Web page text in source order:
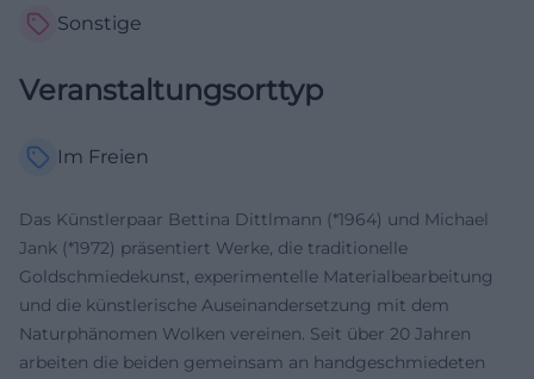
Sonstige
Veranstaltungsorttyp
Im Freien
Das Künstlerpaar Bettina Dittlmann (*1964) und Michael
Jank (*1972) präsentiert Werke, die traditionelle
Goldschmiedekunst, experimentelle Materialbearbeitung
und die künstlerische Auseinandersetzung mit dem
Naturphänomen Wolken vereinen. Seit über 20 Jahren
arbeiten die beiden gemeinsam an handgeschmiedeten